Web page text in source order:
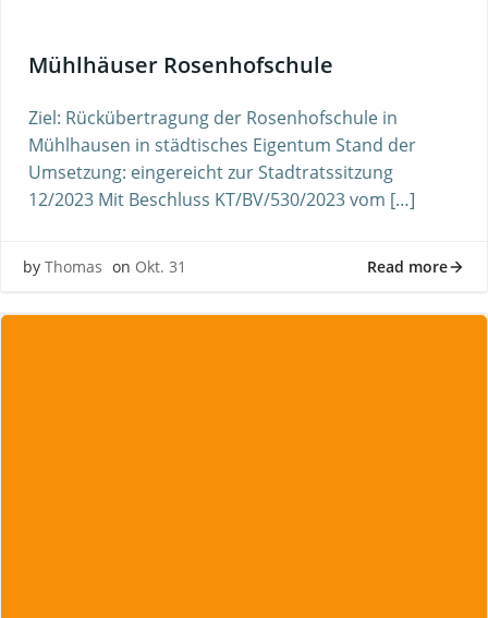
Mühlhäuser Rosenhofschule
Ziel: Rückübertragung der Rosenhofschule in
Mühlhausen in städtisches Eigentum Stand der
Umsetzung: eingereicht zur Stadtratssitzung
12/2023 Mit Beschluss KT/BV/530/2023 vom […]
by Thomas on Okt. 31 Read more